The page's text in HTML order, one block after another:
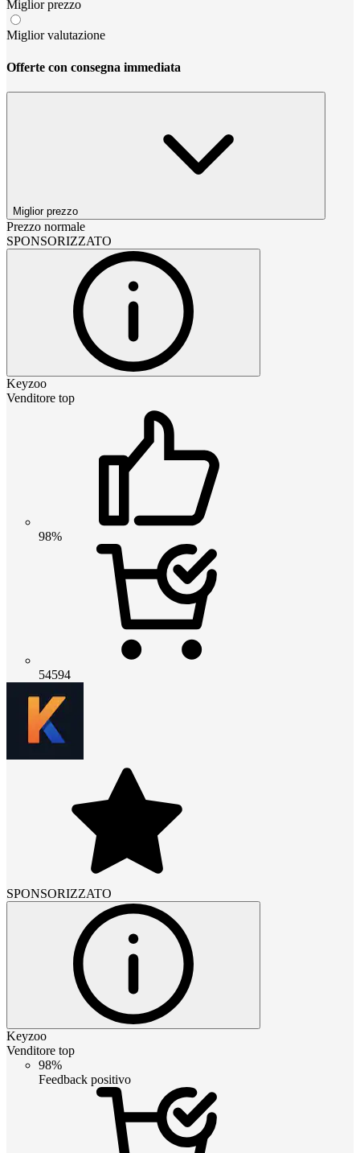
Miglior prezzo
Miglior valutazione
Offerte con consegna immediata
Miglior prezzo
Prezzo normale
SPONSORIZZATO
Keyzoo
Venditore top
98%
54594
SPONSORIZZATO
Keyzoo
Venditore top
98%
Feedback positivo